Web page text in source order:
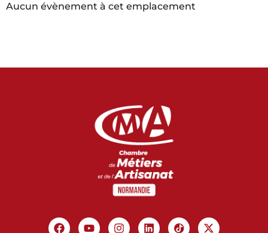
Aucun évènement à cet emplacement